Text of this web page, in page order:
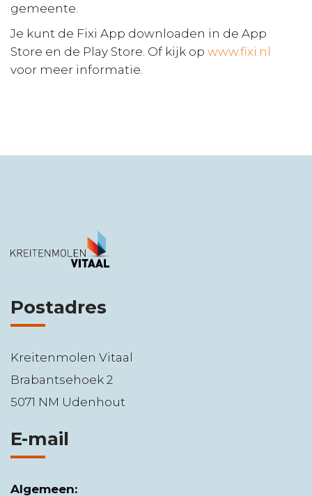
gemeente.
Je kunt de Fixi App downloaden in de App
Store en de Play Store. Of kijk op www.fixi.nl
voor meer informatie.
Postadres
Kreitenmolen Vitaal
Brabantsehoek 2
5071 NM Udenhout
E-mail
Algemeen: